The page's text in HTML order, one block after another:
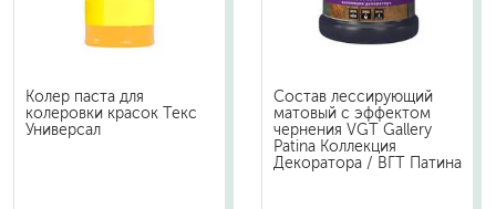
Колер паста для
колеровки красок Текс
Универсал
Состав лессирующий
матовый с эффектом
чернения VGT Gallery
Patina Коллекция
Декоратора / ВГТ Патина